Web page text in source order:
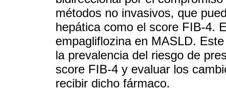
métodos no invasivos, que
hepática como el score FIB-4.
empagliflozina en MASLD.
la prevalencia del riesgo de
score FIB-4 y evaluar los
recibir dicho fármaco.